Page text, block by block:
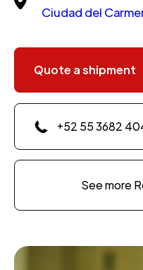
Ciudad del
Quote a shipment
+52 55 3682
See more